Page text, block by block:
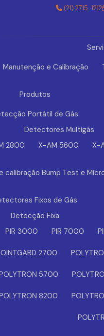
(21) 2715-1212
Manutenção e Calibração
Produtos
Portátil de Gás
Detectores Multigás
2800
X-AM 5600 X-
calibração Bump Test e
Fixos de Gás
Detecção Fixa
PIR 3000 PIR 7000
2700
5700
8200